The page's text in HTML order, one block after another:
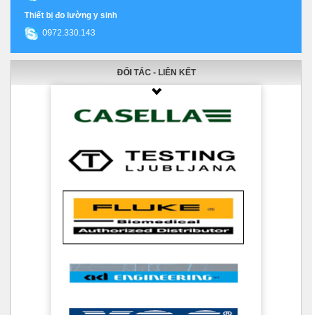
Thiết bị đo lường y sinh
0972.330.143
ĐỐI TÁC - LIÊN KẾT